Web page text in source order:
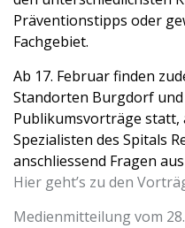
Präventionstipps oder
Fachgebiet.
Ab 17. Februar finden
Standorten Burgdorf
Publikumsvorträge statt,
Spezialisten des Spitals
anschliessend Fragen
Hier geht’s zu den
Medienmitteilung vom